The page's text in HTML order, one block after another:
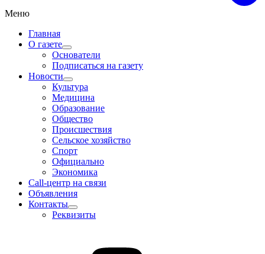
Меню
Главная
О газете
Основатели
Подписаться на газету
Новости
Культура
Медицина
Образование
Общество
Происшествия
Сельское хозяйство
Спорт
Официально
Экономика
Call-центр на связи
Объявления
Контакты
Реквизиты